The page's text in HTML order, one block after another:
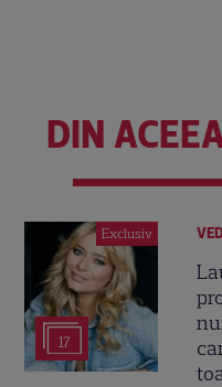
DIN
Exclusiv
17